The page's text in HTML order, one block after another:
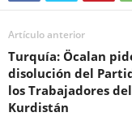
Artículo anterior
Turquía: Öcalan
disolución del
los Trabajadores del
Kurdistán